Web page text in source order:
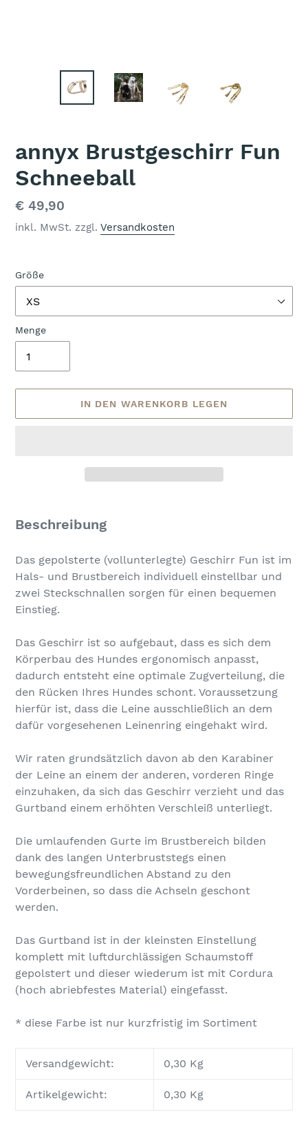
annyx Brustgeschirr Fun
Schneeball
Normaler
Preis
€ 49,90
inkl. MwSt. zzgl. Versandkosten
Größe
Menge
IN DEN WARENKORB LEGEN
wird
zum
hinzugefügt
Beschreibung
Das gepolsterte (vollunterlegte) Geschirr Fun ist im
Hals- und Brustbereich individuell einstellbar und
zwei Steckschnallen sorgen für einen bequemen
Einstieg.
Das Geschirr ist so aufgebaut, dass es sich dem
Körperbau des Hundes ergonomisch anpasst,
dadurch entsteht eine optimale Zugverteilung, die
den Rücken Ihres Hundes schont. Voraussetzung
hierfür ist, dass die Leine ausschließlich an dem
dafür vorgesehenen Leinenring eingehakt wird.
Wir raten grundsätzlich davon ab den Karabiner
der Leine an einem der anderen, vorderen Ringe
einzuhaken, da sich das Geschirr verzieht und das
Gurtband einem erhöhten Verschleiß unterliegt.
Die umlaufenden Gurte im Brustbereich bilden
dank des langen Unterbruststegs einen
bewegungsfreundlichen Abstand zu den
Vorderbeinen, so dass die Achseln geschont
werden.
Das Gurtband ist in der kleinsten Einstellung
komplett mit luftdurchlässigen Schaumstoff
gepolstert und dieser wiederum ist mit Cordura
(hoch abriebfestes Material) eingefasst.
* diese Farbe ist nur kurzfristig im Sortiment
Versandgewicht: 0,30 Kg
Artikelgewicht: 0,30 Kg